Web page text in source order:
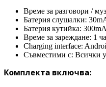
Време за разговори /
Батерия слушалки:
Батерия кутийка:
Време за зареждане: 1
Charging interface:
Съвместими с: Всички
Комплекта включва: